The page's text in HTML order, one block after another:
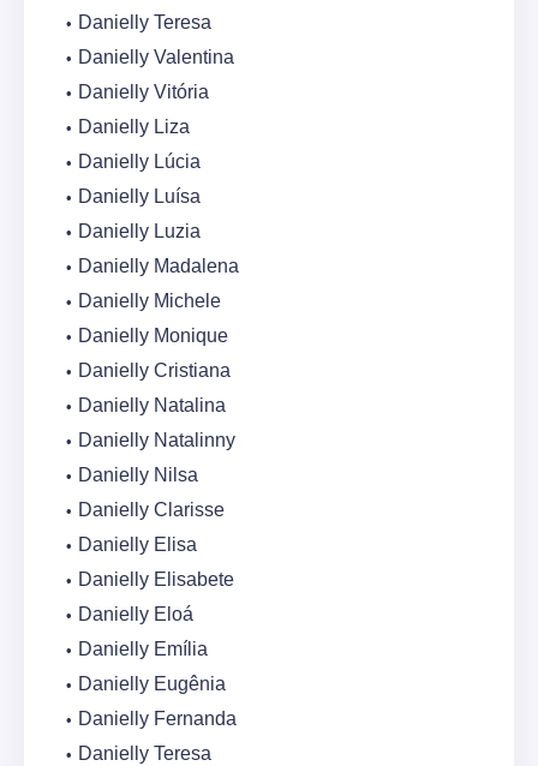
Danielly Teresa
Danielly Valentina
Danielly Vitória
Danielly Liza
Danielly Lúcia
Danielly Luísa
Danielly Luzia
Danielly Madalena
Danielly Michele
Danielly Monique
Danielly Cristiana
Danielly Natalina
Danielly Natalinny
Danielly Nilsa
Danielly Clarisse
Danielly Elisa
Danielly Elisabete
Danielly Eloá
Danielly Emília
Danielly Eugênia
Danielly Fernanda
Danielly Teresa